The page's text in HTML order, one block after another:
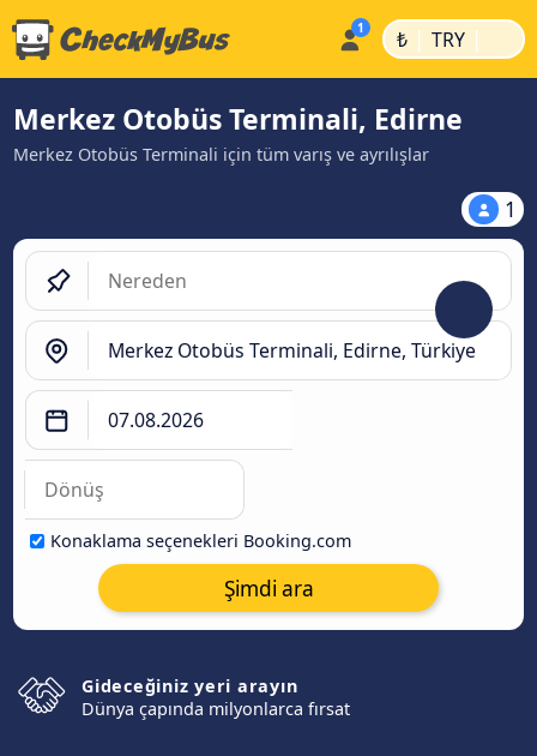
₺ | TRY |
Merkez Otobüs Terminali, Edirne
Merkez Otobüs Terminali için tüm varış ve ayrılışlar
1
Konaklama seçenekleri Booking.com
Şimdi ara
Gideceğiniz yeri arayın
Dünya çapında milyonlarca fırsat